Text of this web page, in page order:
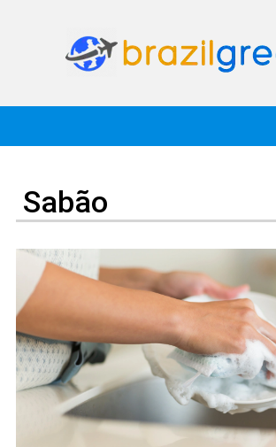
Sabão